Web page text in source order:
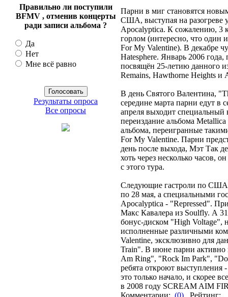
Правильно ли поступили
BFMV , отменив концерты
ради записи альбома ?
Да
Нет
Мне всё равно
Результаты опроса
Все опросы
Парни в миг становятся
США, выступая на разогреве
Apocalyptica. К сожалению, 3
горлом (интересно, что один
For My Valentine). В декабре
Hatesphere. Январь 2006
посвящён 25-летию данного
Remains, Hawthorne Heights и
В день Святого Валентина,
середине марта парни едут в
апреля выходит специальный
переиздание альбома
альбома, переигранные
For My Valentine. Парни
день после выхода, Мэт Так
хоть через несколько часов,
с этого тура.
Следующие гастроли по США
по 28 мая, а специальными
Apocalyptica - "Repressed".
Макс Кавалера из Soulfly. А
бонус-диском "High Voltage",
исполненные различными
Valentine, эксклюзивно для
Train". В июне парни активно
Am Ring", "Rock Im Park",
ребята откроют выступления
это только начало, и скорее
в 2008 году SCREAM AIM
Комментарии: (0) Рейтинг: